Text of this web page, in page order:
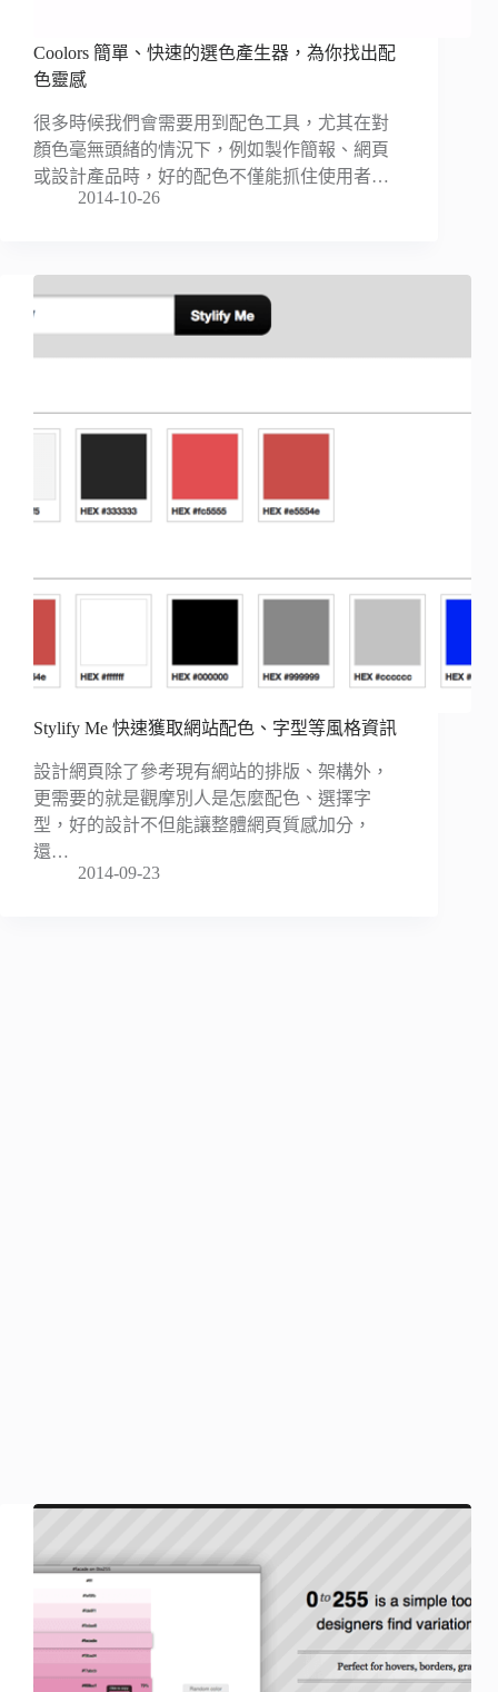
Coolors 簡單、快速的選色產生器，為你找出配
色靈感
很多時候我們會需要用到配色工具，尤其在對
顏色毫無頭緒的情況下，例如製作簡報、網頁
或設計產品時，好的配色不僅能抓住使用者…
2014-10-26
Stylify Me 快速獲取網站配色、字型等風格資訊
設計網頁除了參考現有網站的排版、架構外，
更需要的就是觀摩別人是怎麼配色、選擇字
型，好的設計不但能讓整體網頁質感加分，
還…
2014-09-23